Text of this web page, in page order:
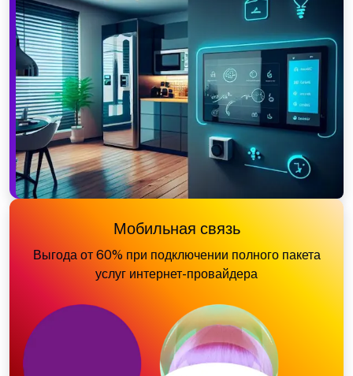
Мобильная связь
Выгода от 60% при подключении полного пакета
услуг интернет-провайдера